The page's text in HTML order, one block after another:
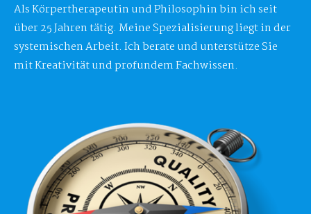
Als Körpertherapeutin und Philosophin bin ich seit
über 25 Jahren tätig. Meine Spezialisierung liegt in der
systemischen Arbeit. Ich berate und unterstütze Sie
mit Kreativität und profundem Fachwissen.